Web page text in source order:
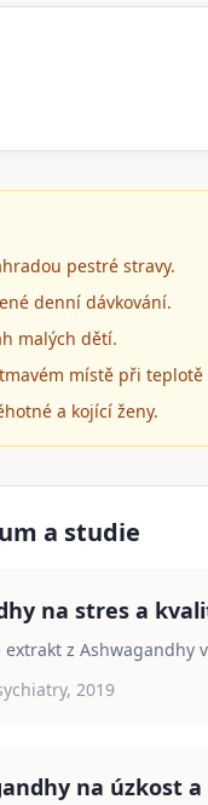
pestré stravy.
denní dávkování.
malých dětí.
místě při teplotě
a kojící ženy.
a studie
na stres a
extrakt z
2019
na úzkost